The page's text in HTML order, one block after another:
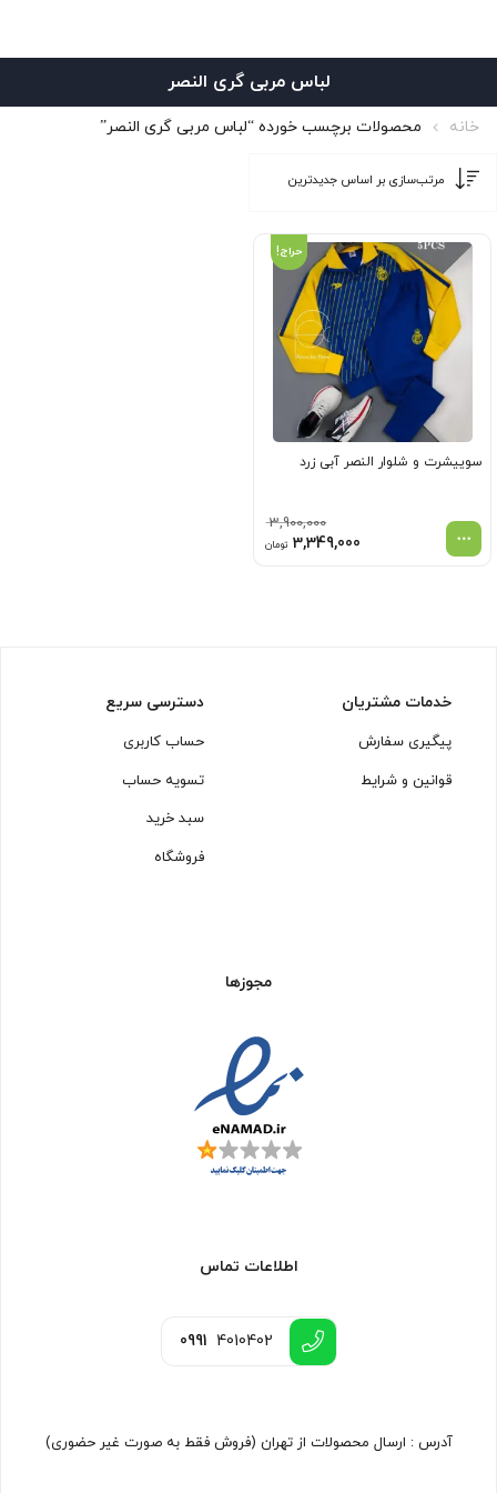
لباس مربی گری النصر
خانه محصولات برچسب خورده “لباس مربی گری النصر”
حراج!
سوییشرت و شلوار النصر آبی زرد
3,900,000
قیمت
3,349,000 تومانقیمت
خدمات مشتریان
پیگیری سفارش
قوانین و شرایط
دسترسی سریع
حساب کاربری
تسویه حساب
سبد خرید
فروشگاه
مجوزها
اطلاعات تماس
0991 4010402
آدرس : ارسال محصولات از تهران (فروش فقط به صورت غیر حضوری)